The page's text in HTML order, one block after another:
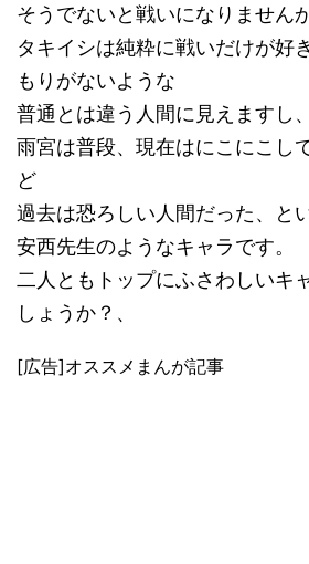
そうでないと戦いになりません
タキイシは純粋に戦いだけが好
もりがないような
普通とは違う人間に見えますし、
雨宮は普段、現在はにこにこし
ど
過去は恐ろしい人間だった、と
安西先生のようなキャラです。
二人ともトップにふさわしいキ
しょうか？、
[広告]オススメまんが記事